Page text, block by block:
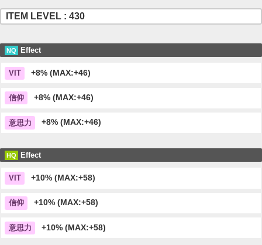
ITEM LEVEL : 430
NQ Effect
VIT +8% (MAX:+46)
信仰 +8% (MAX:+46)
意思力 +8% (MAX:+46)
HQ Effect
VIT +10% (MAX:+58)
信仰 +10% (MAX:+58)
意思力 +10% (MAX:+58)